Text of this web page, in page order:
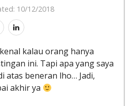
10/12/2018
kalau orang hanya
ini. Tapi apa yang saya
atas beneran lho… Jadi,
akhir ya